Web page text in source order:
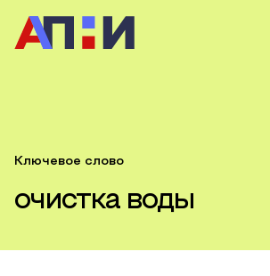
Ключевое слово
очистка воды